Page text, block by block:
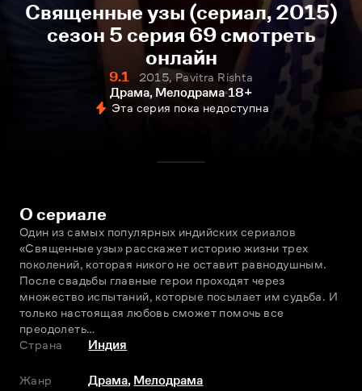
Священные узы (сериал, 2015)
сезон 5 серия 69 смотреть
онлайн
9.1
2015, Pavitra Rishta
Драма, Мелодрама 18+
Эта серия пока недоступна
О сериале
Один из самых популярных индийских сериалов
«Священные узы» расскажет историю жизни трех
поколений, которая никого не оставит равнодушным.
После свадьбы главные герои проходят через
множество испытаний, которые посылает им судьба. И
только настоящая любовь сможет помочь все
преодолеть…
Страна
Индия
Жанр Драма, Мелодрама